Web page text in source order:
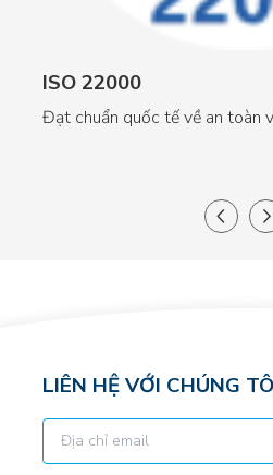
ISO 22000
Đạt chuẩn quốc tế về an toàn
LIÊN HỆ VỚI CHÚNG